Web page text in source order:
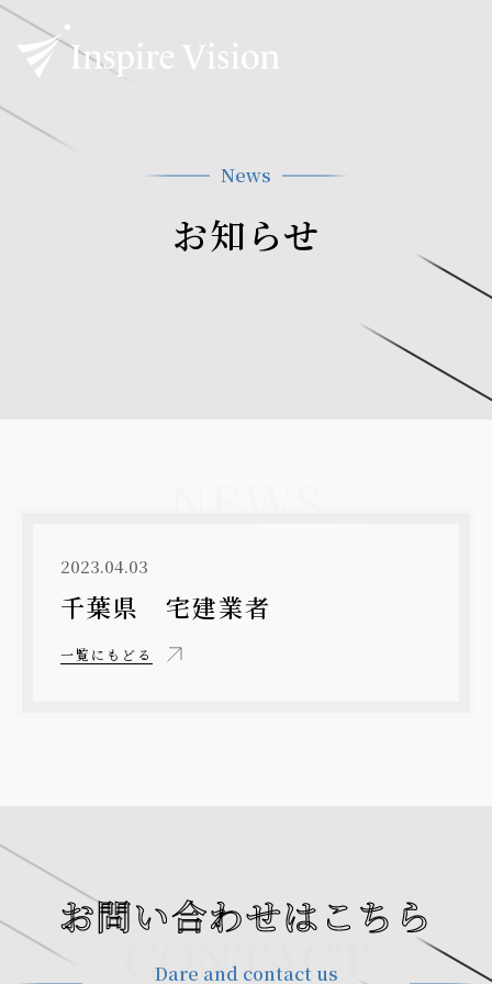
News
お知らせ
2023.04.03
千葉県 宅建業者
一覧にもどる
CONTACT
お問い合わせはこちら
Dare and contact us